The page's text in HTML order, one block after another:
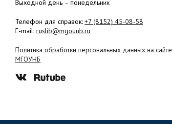
Выходной день – понедельник
Телефон для справок: +7 (8152) 45-08-58
E-mail: ruslib@mgounb.ru
Политика обработки персональных данных на сайте
МГОУНБ